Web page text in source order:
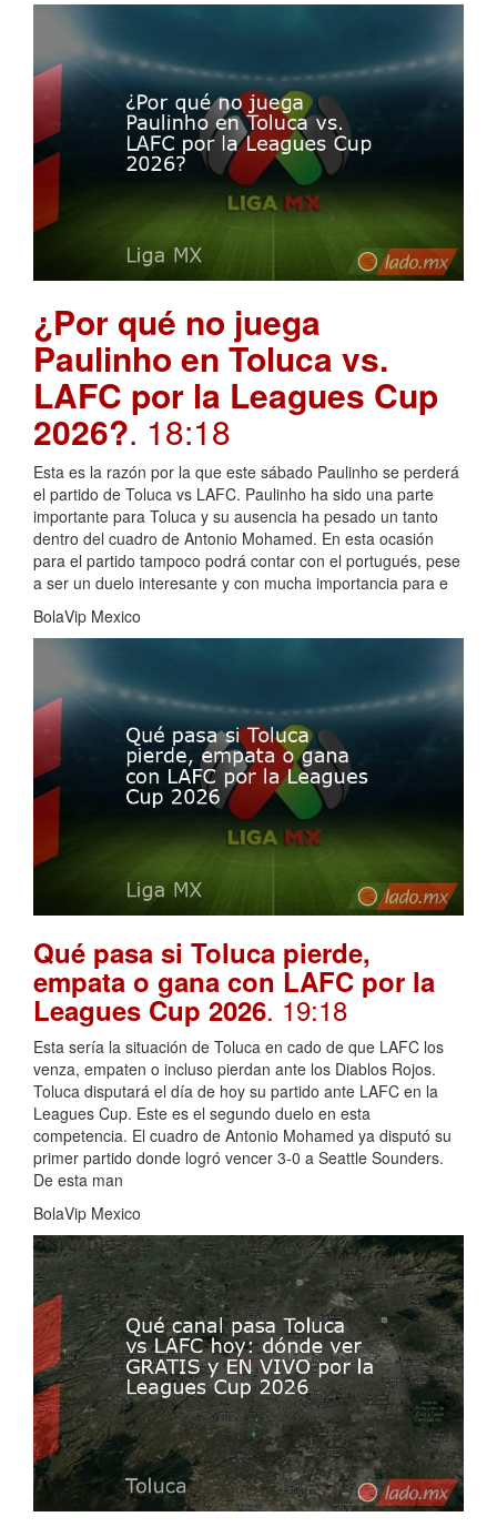
¿Por qué no juega
Paulinho en Toluca vs.
LAFC por la Leagues Cup
2026?. 18:18
Esta es la razón por la que este sábado Paulinho se perderá
el partido de Toluca vs LAFC. Paulinho ha sido una parte
importante para Toluca y su ausencia ha pesado un tanto
dentro del cuadro de Antonio Mohamed. En esta ocasión
para el partido tampoco podrá contar con el portugués, pese
a ser un duelo interesante y con mucha importancia para e
BolaVip Mexico
Qué pasa si Toluca pierde,
empata o gana con LAFC por la
Leagues Cup 2026. 19:18
Esta sería la situación de Toluca en cado de que LAFC los
venza, empaten o incluso pierdan ante los Diablos Rojos.
Toluca disputará el día de hoy su partido ante LAFC en la
Leagues Cup. Este es el segundo duelo en esta
competencia. El cuadro de Antonio Mohamed ya disputó su
primer partido donde logró vencer 3-0 a Seattle Sounders.
De esta man
BolaVip Mexico